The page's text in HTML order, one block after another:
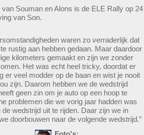
Souman en Alons is de ELE Rally op 24
van Son.
waren zo verraderlijk dat
rustig aan hebben gedaan. Maar daardoor
kilometers gemaakt en zijn we zonder
Het was echt heel tricky, doordat er
er veel modder op de baan en wist je nooit
zijn. Daarom hebben we de wedstrijd
geen zin om je auto op een hoop te
problemen die we vorig jaar hadden was
wedstrijd uit te rijden. Daar zijn we in
doorbouwen naar de volgende wedstrijd.”